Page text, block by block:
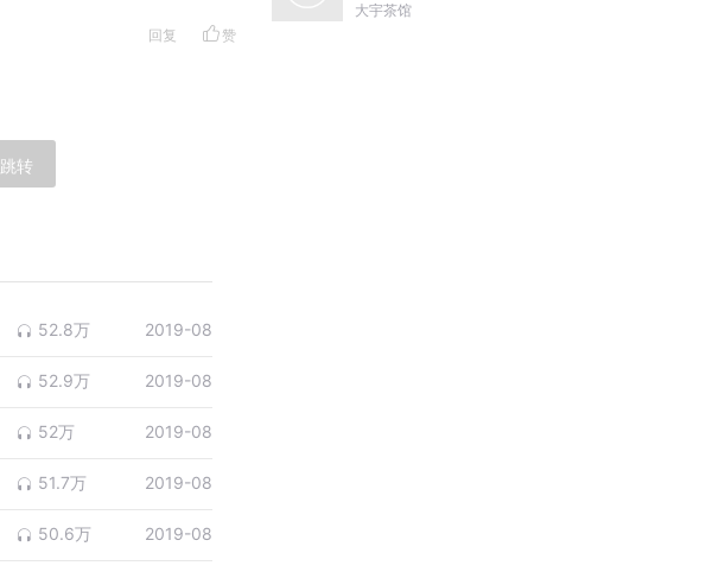
回复 赞
跳转
52.8万 2019-08
52.9万 2019-08
52万 2019-08
51.7万 2019-08
50.6万 2019-08
尔哈赤到末代皇帝溥仪|
大宇茶馆